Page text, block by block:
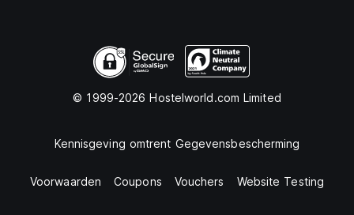
© 1999-2026 Hostelworld.com Limited
Kennisgeving omtrent Gegevensbescherming
Voorwaarden Coupons Vouchers Website Testing